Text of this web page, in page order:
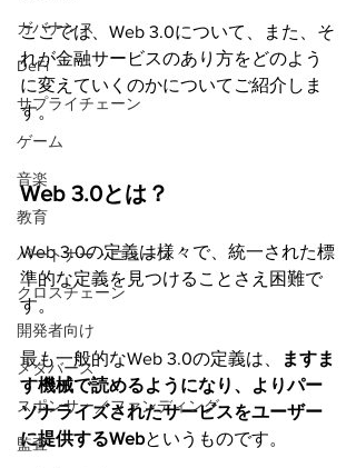
ガバナンス
DeFi
サプライチェーン
ゲーム
音楽
教育
パートナー・ニュース
クロスチェーン
開発者向け
メタバース
スポンサー／ファンディング
監査
ここでは、Web 3.0について、また、そ
れが金融サービスのあり方をどのよう
に変えていくのかについてご紹介しま
す。
Web 3.0とは？
Web 3.0の定義は様々で、統一された標
準的な定義を見つけることさえ困難で
す。
最も一般的なWeb 3.0の定義は、
ますま
す機械で読めるようになり、よりパー
ソナライズされたサービスをユーザー
に提供するWebというものです。